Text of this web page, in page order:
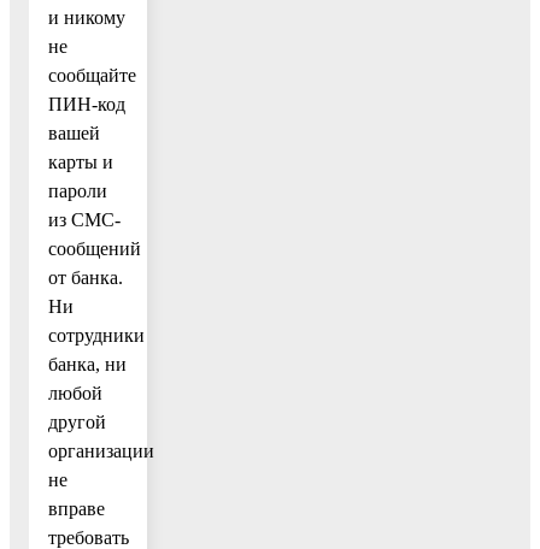
и никому
не
сообщайте
ПИН-код
вашей
карты и
пароли
из СМС-
сообщений
от банка.
Ни
сотрудники
банка, ни
любой
другой
организации
не
вправе
требовать